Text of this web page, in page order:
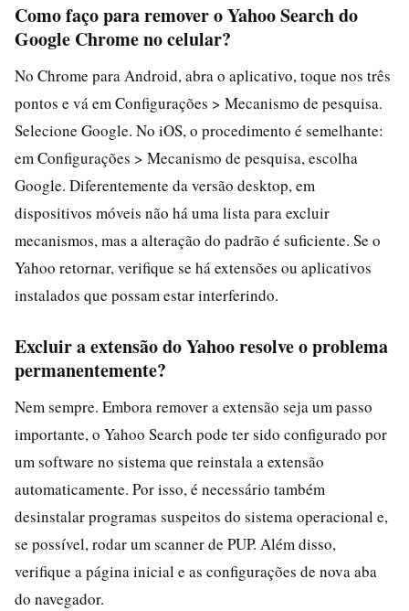
Como faço para remover o Yahoo Search do
Google Chrome no celular?
No Chrome para Android, abra o aplicativo, toque nos três
pontos e vá em Configurações > Mecanismo de pesquisa.
Selecione Google. No iOS, o procedimento é semelhante:
em Configurações > Mecanismo de pesquisa, escolha
Google. Diferentemente da versão desktop, em
dispositivos móveis não há uma lista para excluir
mecanismos, mas a alteração do padrão é suficiente. Se o
Yahoo retornar, verifique se há extensões ou aplicativos
instalados que possam estar interferindo.
Excluir a extensão do Yahoo resolve o problema
permanentemente?
Nem sempre. Embora remover a extensão seja um passo
importante, o Yahoo Search pode ter sido configurado por
um software no sistema que reinstala a extensão
automaticamente. Por isso, é necessário também
desinstalar programas suspeitos do sistema operacional e,
se possível, rodar um scanner de PUP. Além disso,
verifique a página inicial e as configurações de nova aba
do navegador.